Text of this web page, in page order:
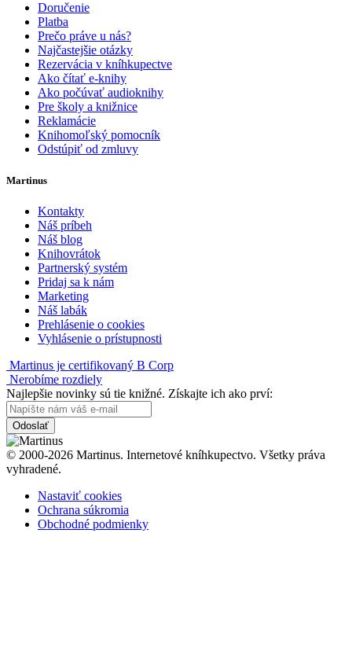
Doručenie
Platba
Prečo práve u nás?
Najčastejšie otázky
Rezervácia v kníhkupectve
Ako čítať e-knihy
Ako počúvať audioknihy
Pre školy a knižnice
Reklamácie
Knihomoľský pomocník
Odstúpiť od zmluvy
Martinus
Kontakty
Náš príbeh
Náš blog
Knihovrátok
Partnerský systém
Pridaj sa k nám
Marketing
Náš labák
Prehlásenie o cookies
Vyhlásenie o prístupnosti
Martinus je certifikovaný B Corp
Nerobíme rozdiely
Najlepšie novinky sú tie knižné. Získajte ich ako prví:
Odoslať
© 2000-2026 Martinus. Internetové kníhkupectvo. Všetky práva
vyhradené.
Nastaviť cookies
Ochrana súkromia
Obchodné podmienky